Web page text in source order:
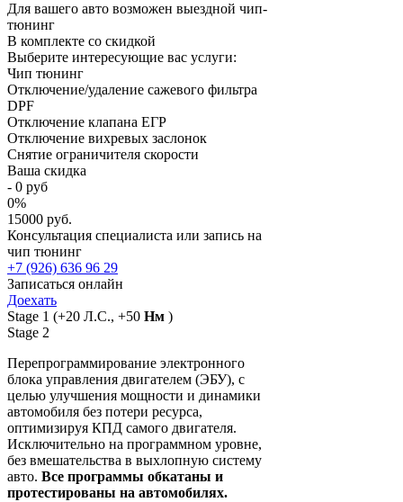
Для вашего авто возможен выездной чип-
тюнинг
В комплекте со скидкой
Выберите интересующие вас услуги:
Чип тюнинг
Отключение/удаление сажевого фильтра
DPF
Отключение клапана ЕГР
Отключение вихревых заслонок
Снятие ограничителя скорости
Ваша скидка
- 0 руб
0%
15000 руб.
Консультация специалиста или запись на
чип тюнинг
+7 (926) 636 96 29
Записаться онлайн
Доехать
Stage 1 (+20 Л.С., +50 Нм )
Stage 2
Перепрограммирование электронного
блока управления двигателем (ЭБУ), с
целью улучшения мощности и динамики
автомобиля без потери ресурса,
оптимизируя КПД самого двигателя.
Исключительно на программном уровне,
без вмешательства в выхлопную систему
авто. Все программы обкатаны и
протестированы на автомобилях.